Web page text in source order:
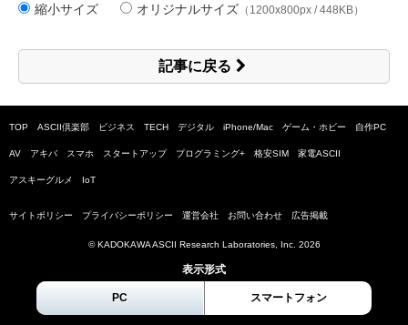
縮小サイズ オリジナルサイズ （1200x800px / 448KB）
記事に戻る
TOP ASCII倶楽部 ビジネス TECH デジタル iPhone/Mac ゲーム・ホビー 自作PC
AV アキバ スマホ スタートアップ プログラミング+ 格安SIM 家電ASCII
アスキーグルメ IoT
サイトポリシー プライバシーポリシー 運営会社 お問い合わせ 広告掲載
© KADOKAWA ASCII Research Laboratories, Inc. 2026
表示形式
PC スマートフォン